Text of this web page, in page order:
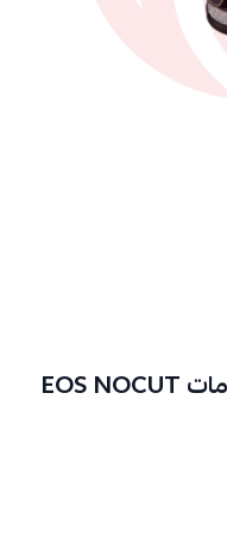
كفوف دلتابلاس مقاومة للصدمات EOS NOCUT